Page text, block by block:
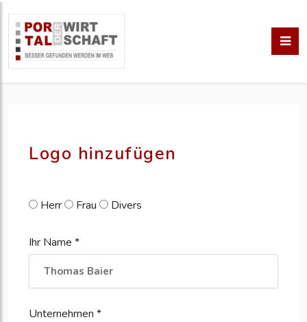
erstellen
Logo hinzufügen
Herr Frau Divers
Ihr Name *
Unternehmen *